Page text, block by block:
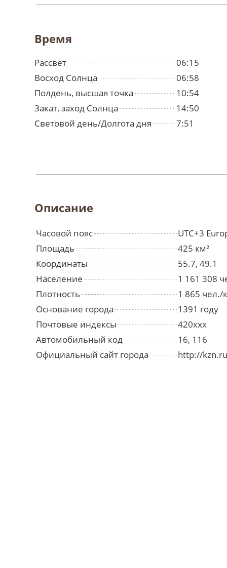
Время
Рассвет
06:15
Восход Солнца
06:58
Полдень, высшая точка
10:54
Закат, заход Солнца
14:50
Световой день/Долгота дня
7:51
Описание
Часовой пояс
UTC+3
Площадь
425 км²
Координаты
55.7, 49.1
Население
1 161 308
Плотность
1 865 чел./
Основание города
1391 году
Почтовые индексы
420xxx
Автомобильный код
16, 116
Официальный сайт города
http://